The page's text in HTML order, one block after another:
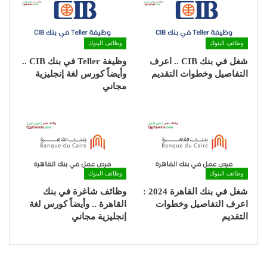
وظائف البنوك
شغل في بنك CIB .. اعرف
التفاصيل وخطوات التقديم
وظائف البنوك
وظيفة Teller في بنك CIB ..
وأيضاً كورس لغة إنجليزية
مجاني
وظائف البنوك
شغل في بنك القاهرة 2024 :
اعرف التفاصيل وخطوات
التقديم
وظائف البنوك
وظائف شاغرة في بنك
القاهرة .. وأيضاً كورس لغة
إنجليزية مجاني